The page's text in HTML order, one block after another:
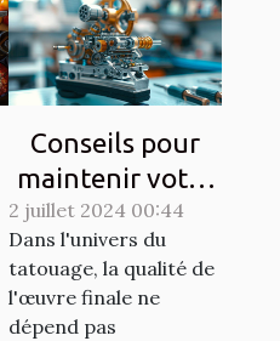
Conseils pour
maintenir votre
matériel de
tatouage en
parfait état
2 juillet 2024 00:44
Dans l'univers du
tatouage, la qualité de
l'œuvre finale ne
dépend pas